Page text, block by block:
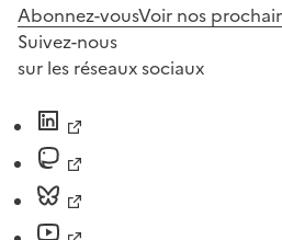
Abonnez-vousVoir nos
Suivez-nous
sur les réseaux sociaux